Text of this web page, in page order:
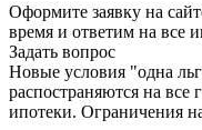
Оформите заявку на
время и ответим на все
Задать вопрос
Новые условия "одна
распостраняются на
ипотеки. Ограничения